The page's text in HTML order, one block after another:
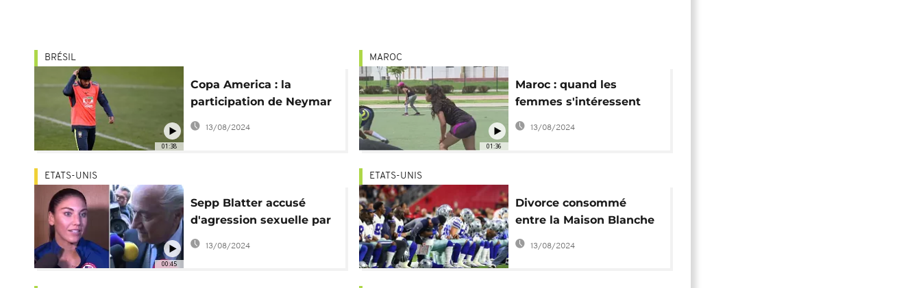
01:38
BRÉSIL
Copa America : la
participation de Neymar
en question
13/08/2024
01:36
MAROC
Maroc : quand les
femmes s'intéressent
au football américain
13/08/2024
00:45
ETATS-UNIS
Sepp Blatter accusé
d'agression sexuelle par
une footballeuse
13/08/2024
ETATS-UNIS
Divorce consommé
entre la Maison Blanche
et les sportifs
13/08/2024